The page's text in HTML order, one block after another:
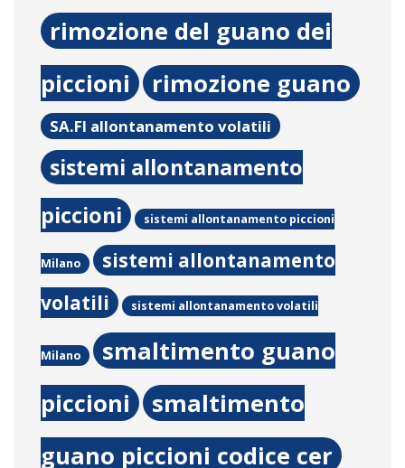
rimozione del guano dei
piccioni
rimozione guano
SA.FI allontanamento volatili
sistemi allontanamento
piccioni
sistemi allontanamento piccioni
Milano
sistemi allontanamento
volatili
sistemi allontanamento volatili
Milano
smaltimento guano
piccioni
smaltimento
guano piccioni codice cer